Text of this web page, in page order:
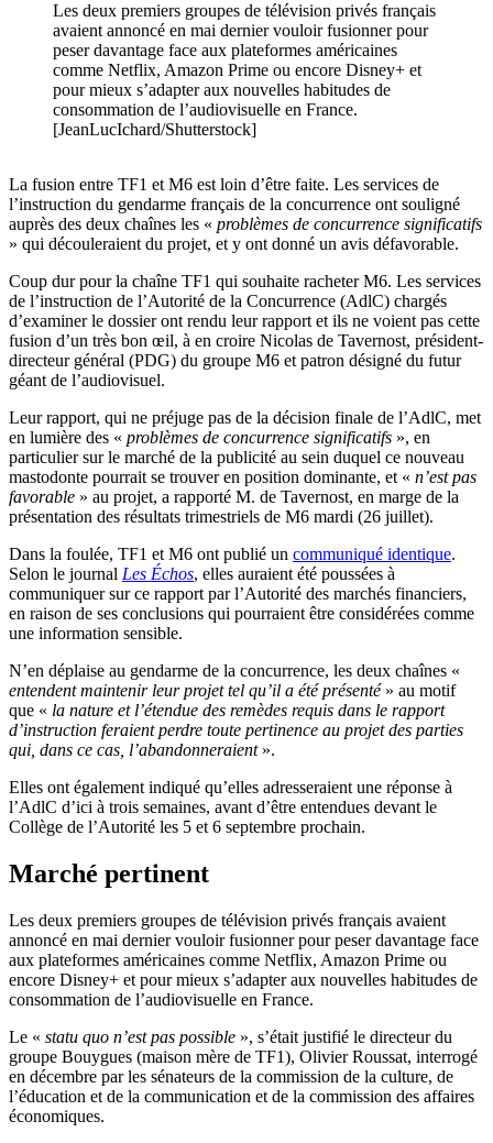
Les deux premiers groupes de télévision privés français
avaient annoncé en mai dernier vouloir fusionner pour
peser davantage face aux plateformes américaines
comme Netflix, Amazon Prime ou encore Disney+ et
pour mieux s’adapter aux nouvelles habitudes de
consommation de l’audiovisuelle en France.
[JeanLucIchard/Shutterstock]
La fusion entre TF1 et M6 est loin d’être faite. Les services de
l’instruction du gendarme français de la concurrence ont souligné
auprès des deux chaînes les « problèmes de concurrence significatifs
» qui découleraient du projet, et y ont donné un avis défavorable.
Coup dur pour la chaîne TF1 qui souhaite racheter M6. Les services
de l’instruction de l’Autorité de la Concurrence (AdlC) chargés
d’examiner le dossier ont rendu leur rapport et ils ne voient pas cette
fusion d’un très bon œil, à en croire Nicolas de Tavernost, président-
directeur général (PDG) du groupe M6 et patron désigné du futur
géant de l’audiovisuel.
Leur rapport, qui ne préjuge pas de la décision finale de l’AdlC, met
en lumière des « problèmes de concurrence significatifs », en
particulier sur le marché de la publicité au sein duquel ce nouveau
mastodonte pourrait se trouver en position dominante, et « n’est pas
favorable » au projet, a rapporté M. de Tavernost, en marge de la
présentation des résultats trimestriels de M6 mardi (26 juillet).
Dans la foulée, TF1 et M6 ont publié un communiqué identique.
Selon le journal Les Échos, elles auraient été poussées à
communiquer sur ce rapport par l’Autorité des marchés financiers,
en raison de ses conclusions qui pourraient être considérées comme
une information sensible.
N’en déplaise au gendarme de la concurrence, les deux chaînes «
entendent maintenir leur projet tel qu’il a été présenté» au motif
que « la nature et l’étendue des remèdes requis dans le rapport
d’instruction feraient perdre toute pertinence au projet des parties
qui, dans ce cas, l’abandonneraient».
Elles ont également indiqué qu’elles adresseraient une réponse à
l’AdlC d’ici à trois semaines, avant d’être entendues devant le
Collège de l’Autorité les 5 et 6 septembre prochain.
Marché pertinent
Les deux premiers groupes de télévision privés français avaient
annoncé en mai dernier vouloir fusionner pour peser davantage face
aux plateformes américaines comme Netflix, Amazon Prime ou
encore Disney+ et pour mieux s’adapter aux nouvelles habitudes de
consommation de l’audiovisuelle en France.
Le « statu quo n’est pas possible », s’était justifié le directeur du
groupe Bouygues (maison mère de TF1), Olivier Roussat, interrogé
en décembre par les sénateurs de la commission de la culture, de
l’éducation et de la communication et de la commission des affaires
économiques.